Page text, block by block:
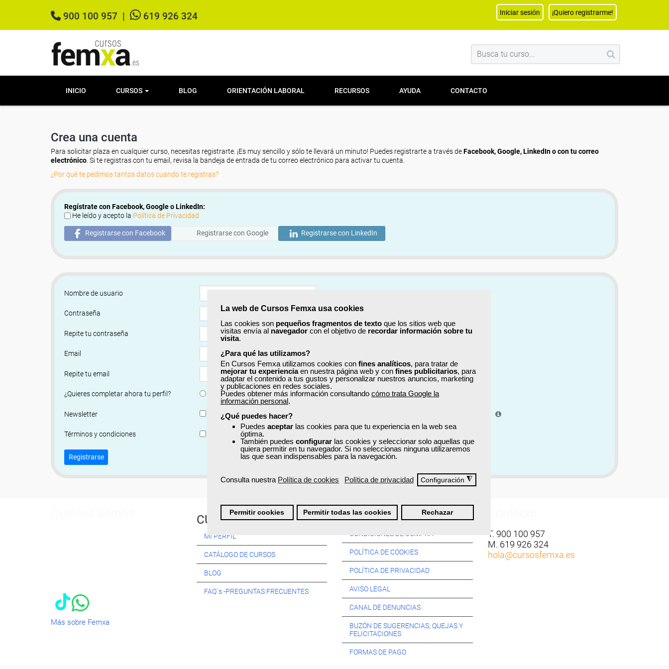
La web de Cursos Femxa usa cookies
Las cookies son pequeños fragmentos de texto que los sitios web que
visitas envía al navegador con el objetivo de recordar información sobre tu
visita.
¿Para qué las utilizamos?
En Cursos Femxa utilizamos cookies con fines analíticos, para tratar de
mejorar tu experienciaen nuestra página web y con fines publicitarios, para
adaptar el contenido a tus gustos y personalizar nuestros anuncios, marketing
y publicaciones en redes sociales.
Puedes obtener más información consultando cómo trata Google la
información personal.
¿Qué puedes hacer?
Puedes aceptar las cookies para que tu experiencia en la web sea
óptima.
También puedes configurar las cookies y seleccionar solo aquellas que
quiera permitir en tu navegador. Si no seleccionas ninguna utilizaremos
las que sean indispensables para la navegación.
Consulta nuestra Política de cookies Política de privacidad Configuración ◮
Permitir cookies Permitir todas las cookies Rechazar
900 100 957 619 926 324 Iniciar sesión ¡Quiero registrarme!
INICIO CURSOS BLOG ORIENTACIÓN LABORAL RECURSOS AYUDA CONTACTO
Crea una cuenta
Para solicitar plaza en cualquier curso, necesitas registrarte. ¡Es muy sencillo y sólo te llevará un minuto! Puedes registrarte a través deFacebook, Google, LinkedIn o con tu correo
electrónico . Si te registras con tu email, revisa la bandeja de entrada de tu correo electrónico para activar tu cuenta.
¿Por qué te pedimos tantos datos cuando te registras?
Regístrate con Facebook, Google o LinkedIn:
He leído y acepto la Política de Privacidad
Registrarse con Facebook Registrarse con Google Registrarse con LinkedIn
Nombre de usuario
Contraseña Mostrar
Repite tu contraseña Mostrar
Email
Repite tu email
¿Quieres completar ahora tu perfil? No, completaré mi perfil más adelante
Newsletter Si, quiero recibir información sobre cursos, ofertas exclusivas y recursos para el aprendizaje.
Términos y condiciones He leído y acepto la
Registrarse
Más sobre Femxa
CURSOS:
MI PERFIL
CATÁLOGO DE CURSOS
BLOG
FAQ´s -PREGUNTAS FRECUENTES
Información:
CONDICIONES DE COMPRA
POLÍTICA DE COOKIES
POLÍTICA DE PRIVACIDAD
AVISO LEGAL
CANAL DE DENUNCIAS
BUZÓN DE SUGERENCIAS, QUEJAS Y
FELICITACIONES
FORMAS DE PAGO
T. 900 100 957
M. 619 926 324
hola@cursosfemxa.es